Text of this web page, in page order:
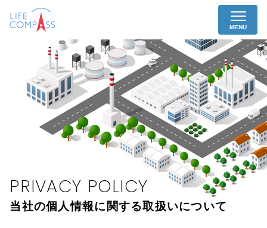
MENU
PRIVACY POLICY
当社の個人情報に関する取扱いについて